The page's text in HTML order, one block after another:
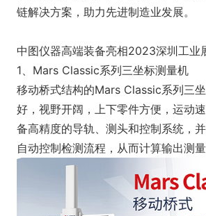
链解决方案，助力先进制造业发展。
中图仪器高端装备亮相2023深圳工业
1、Mars Classic系列三坐标测量机
移动桥式结构的Mars Classic系列三
好，视野开阔，上下零件方便，运动
备高精度的导轨、测头和控制系统，
自动控制检测流程，从而计算输出测量